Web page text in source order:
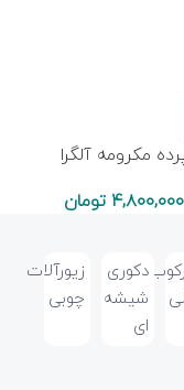
مکرومه آلگرا
تومان
دکوری
شیشه
ای
زیورآلات
چوبی